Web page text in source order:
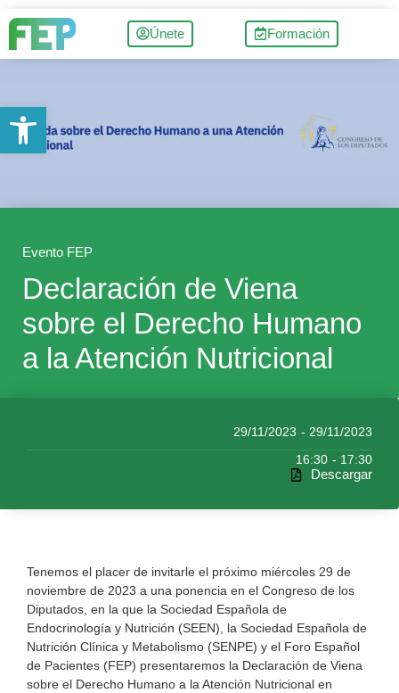
Únete Formación
Evento FEP
Declaración de Viena
sobre el Derecho Humano
a la Atención Nutricional
29/11/2023 - 29/11/2023
16:30 - 17:30
Descargar
Tenemos el placer de invitarle el próximo miércoles 29 de
noviembre de 2023 a una ponencia en el Congreso de los
Diputados, en la que la Sociedad Española de
Endocrinología y Nutrición (SEEN), la Sociedad Española de
Nutrición Clínica y Metabolismo (SENPE) y el Foro Español
de Pacientes (FEP) presentaremos la Declaración de Viena
sobre el Derecho Humano a la Atención Nutricional en
Abrir barra de herramientas